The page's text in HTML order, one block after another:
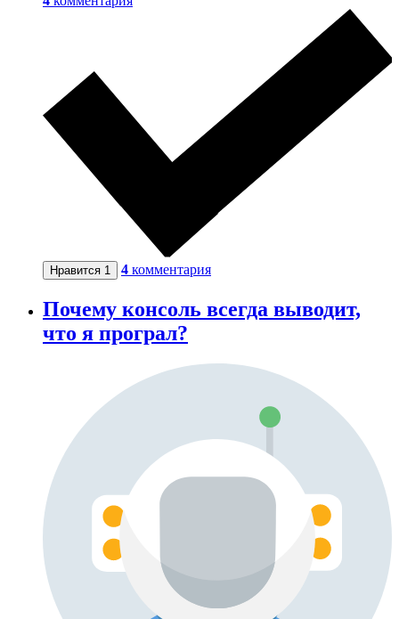
Нравится 1 4 комментария
Почему консоль всегда выводит,
что я програл?